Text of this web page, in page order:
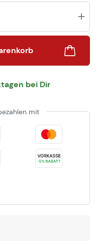
bei Dir
mit